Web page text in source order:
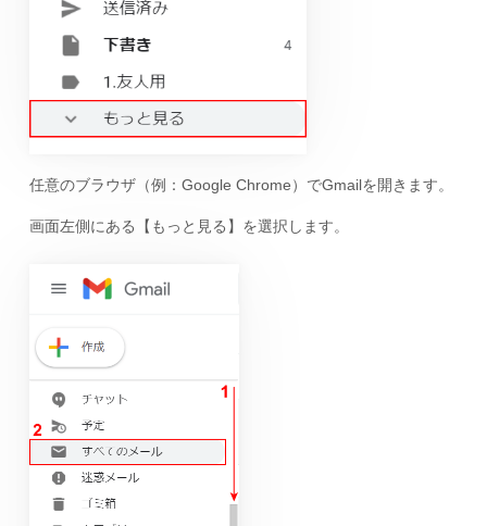
任意のブラウザ（例：Google Chrome）でGmailを開きます。
画面左側にある【もっと見る】を選択します。